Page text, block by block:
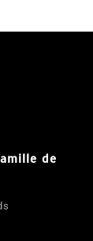
de